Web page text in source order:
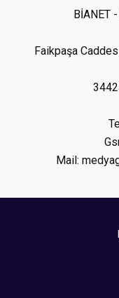
BİANET
Faikpaşa
Mail: